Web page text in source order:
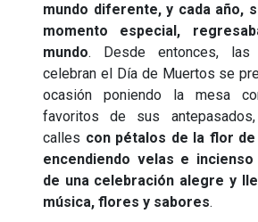
mundo diferente, y cada año,
momento especial,
mundo. Desde entonces, las
celebran el Día de Muertos se
ocasión poniendo la mesa
favoritos de sus
calles con pétalos de la flor
encendiendo velas e
de una celebración alegre y
música, flores y sabores.